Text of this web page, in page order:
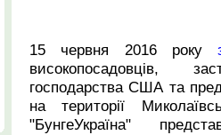
15 червня 2016 року
високопосадовців,
господарства США та
на території
"БунгеУкраїна"